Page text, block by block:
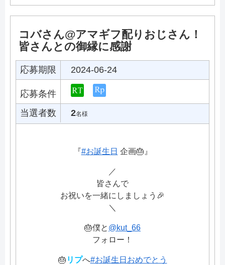
コバさん@アマギフ配りおじさん！
皆さんとの御縁に感謝
応募期限 2024-06-24
応募条件
当選者数
2名様
『#お誕生日 企画🎂』
／
皆さんで
お祝いを一緒にしましょう🎉
＼
🎂僕と @kut_66
フォロー！
🎂 リプへ#お誕生日おめでとう